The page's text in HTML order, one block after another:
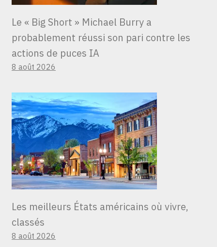
Le « Big Short » Michael Burry a
probablement réussi son pari contre les
actions de puces IA
8 août 2026
Les meilleurs États américains où vivre,
classés
8 août 2026